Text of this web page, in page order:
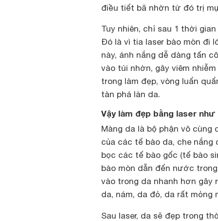
điều tiết bã nhờn từ đó trị
Tuy nhiên, chỉ sau 1 thời
Đó là vì tia laser bào mòn đi
này, ánh nắng dễ dàng tấn
vào túi nhờn, gây viêm
trong làm đẹp, vòng luẩn
tàn phá làn da.
Vậy làm đẹp bằng laser
Màng da là bộ phận vô cùng
của các tế bào da, che nắng
bọc các tế bào gốc (tế bào
bào mòn dẫn đến nước
vào trong da nhanh hơn gây
da, nám, da đỏ, da rất mỏng
Sau laser, da sẽ đẹp trong